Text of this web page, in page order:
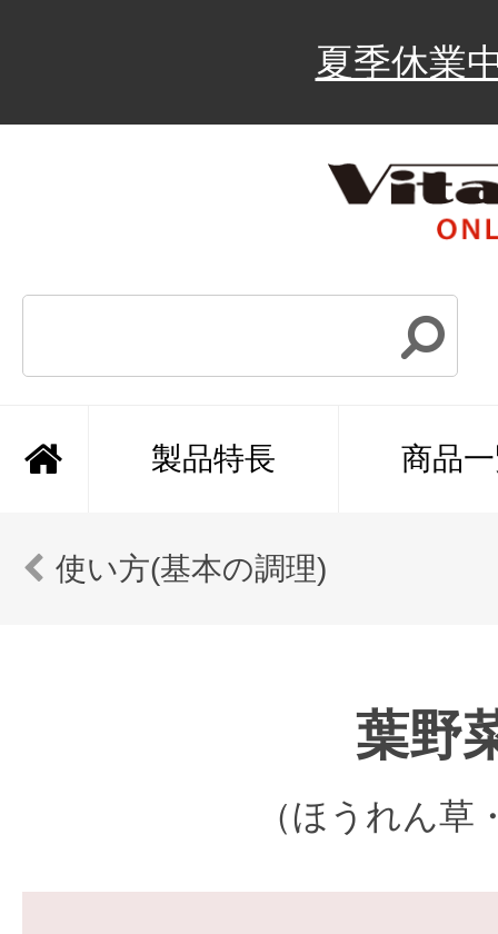
夏季休業
製品特長 商品
使い方(基本の調理)
葉野
（ほうれん草